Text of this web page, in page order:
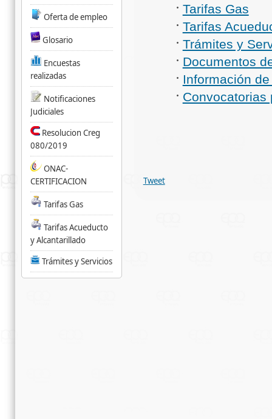
Tarifas Gas
Tarifas
Trámites y
Documentos
Información
Convocatorias
Tweet
Oferta de empleo
Glosario
Encuestas
realizadas
Notificaciones
Judiciales
Resolucion Creg
080/2019
ONAC-
CERTIFICACION
Tarifas Gas
Tarifas Acueducto
y Alcantarillado
Trámites y Servicios